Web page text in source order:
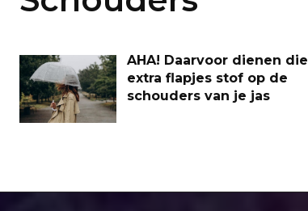
AHA! Daarvoor dienen die
extra flapjes stof op de
schouders van je jas